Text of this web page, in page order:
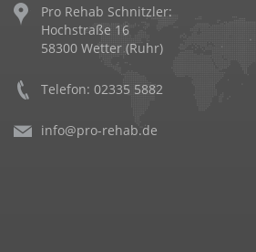
Pro Rehab Schnitzler:
Hochstraße 16
58300 Wetter (Ruhr)
Telefon: 02335 5882
info@pro-rehab.de